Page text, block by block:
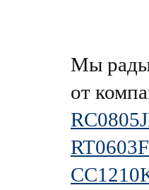
Мы рады
от